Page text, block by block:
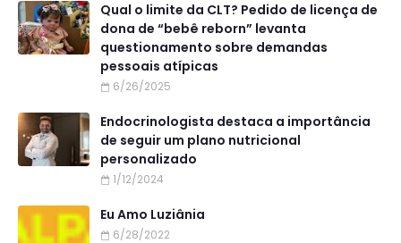
Qual o limite da CLT? Pedido de licença de
dona de “bebê reborn” levanta
questionamento sobre demandas
pessoais atípicas
6/26/2025
Endocrinologista destaca a importância
de seguir um plano nutricional
personalizado
1/12/2024
Eu Amo Luziânia
6/28/2022